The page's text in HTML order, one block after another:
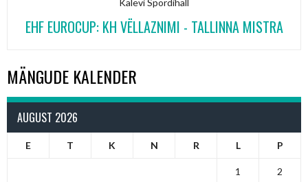
Kalevi Spordihall
EHF EUROCUP: KH VËLLAZNIMI - TALLINNA MISTRA
MÄNGUDE KALENDER
AUGUST 2026
E T K N R L P
1 2